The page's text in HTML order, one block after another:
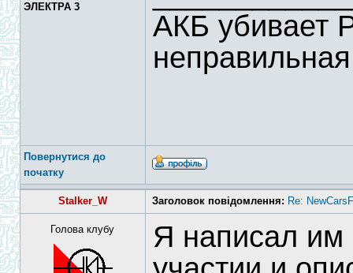
ЭЛЕКТРА 3
АКБ убивает
Повернутися до
початку
Stalker_W Заголовок повідомлення: Re:
Голова клубу
Я написал им